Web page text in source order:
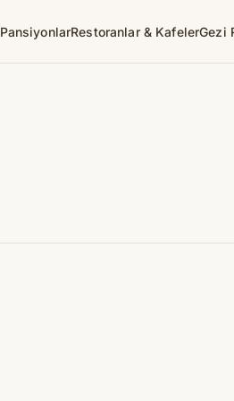
PansiyonlarRestoranlar & KafelerGezi